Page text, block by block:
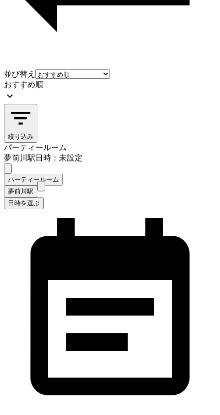
並び替え
おすすめ順
絞り込み
パーティールーム
夢前川駅日時：未設定
パーティールーム
夢前川駅
日時を選ぶ